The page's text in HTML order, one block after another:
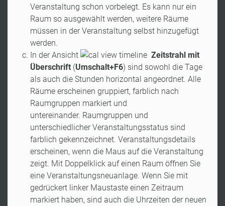
Veranstaltung schon vorbelegt. Es kann nur ein
Raum so ausgewählt werden, weitere Räume
müssen in der Veranstaltung selbst hinzugefügt
werden.
In der Ansicht
Zeitstrahl mit
Überschrift (Umschalt+F6) sind sowohl die Tage
als auch die Stunden horizontal angeordnet. Alle
Räume erscheinen gruppiert, farblich nach
Raumgruppen markiert und
untereinander. Raumgruppen und
unterschiedlicher Veranstaltungsstatus sind
farblich gekennzeichnet. Veranstaltungsdetails
erscheinen, wenn die Maus auf die Veranstaltung
zeigt. Mit Doppelklick auf einen Raum öffnen Sie
eine Veranstaltungsneuanlage. Wenn Sie mit
gedrückert linker Maustaste einen Zeitraum
markiert haben, sind auch die Uhrzeiten der neuen